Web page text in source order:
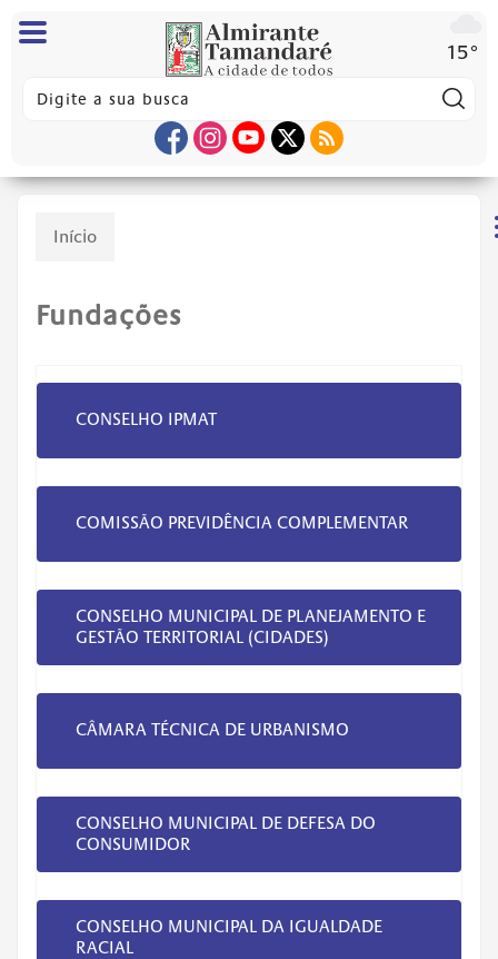
15°
Início
Fundações
CONSELHO IPMAT
COMISSÃO PREVIDÊNCIA COMPLEMENTAR
CONSELHO MUNICIPAL DE PLANEJAMENTO E
GESTÃO TERRITORIAL (CIDADES)
CÂMARA TÉCNICA DE URBANISMO
CONSELHO MUNICIPAL DE DEFESA DO
CONSUMIDOR
CONSELHO MUNICIPAL DA IGUALDADE
RACIAL